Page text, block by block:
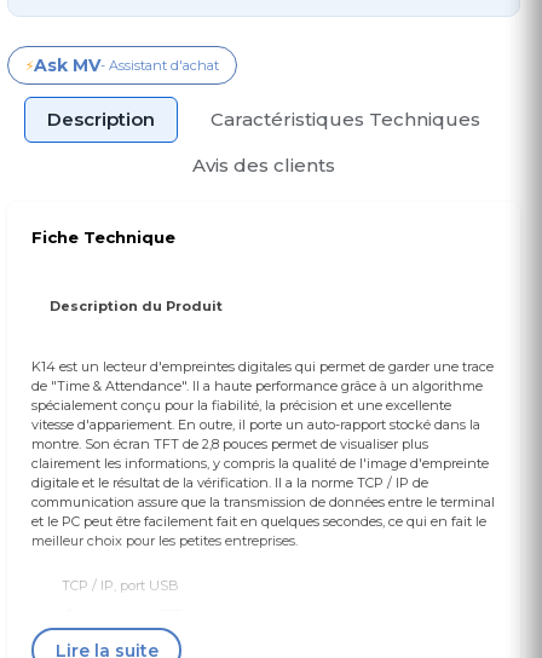
⚡Ask MV- Assistant d'achat
Description
Caractéristiques Techniques
Avis des clients
Fiche Technique
Description du Produit
K14 est un lecteur d'empreintes digitales qui permet de garder une trace
de "Time & Attendance". Il a haute performance grâce à un algorithme
spécialement conçu pour la fiabilité, la précision et une excellente
vitesse d'appariement. En outre, il porte un auto-rapport stocké dans la
montre. Son écran TFT de 2,8 pouces permet de visualiser plus
clairement les informations, y compris la qualité de l'image d'empreinte
digitale et le résultat de la vérification. Il a la norme TCP / IP de
communication assure que la transmission de données entre le terminal
et le PC peut être facilement fait en quelques secondes, ce qui en fait le
meilleur choix pour les petites entreprises.
TCP / IP, port USB
V10.0 dernier algorithme de génération.
Lire la suite